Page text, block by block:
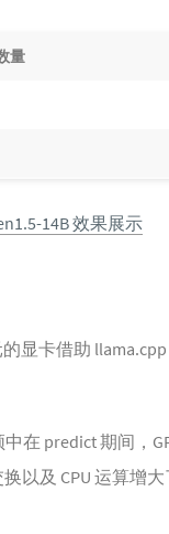
量
14B 效果展示
显卡借助
在 predict 期间，
以及 CPU 运算增大